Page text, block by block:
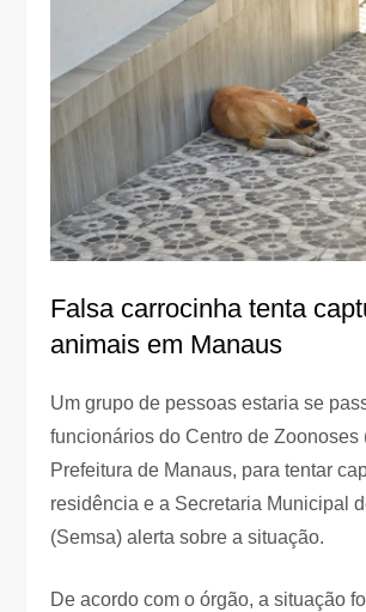
Falsa carrocinha tenta
animais em Manaus
Um grupo de pessoas estaria se
funcionários do Centro de Zoonoses
Prefeitura de Manaus, para tentar
residência e a Secretaria Municipal
(Semsa) alerta sobre a situação.
De acordo com o órgão, a situação